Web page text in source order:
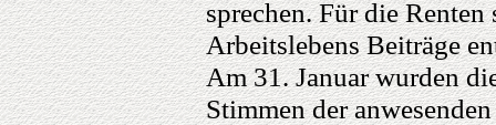
sprechen. Für die
Arbeitslebens Beiträge
Am 31. Januar wurden
Stimmen der